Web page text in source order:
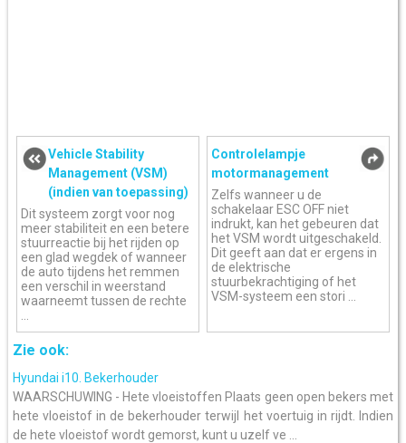
Vehicle Stability
Management (VSM)
(indien van toepassing)
Dit systeem zorgt voor nog
meer stabiliteit en een betere
stuurreactie bij het rijden op
een glad wegdek of wanneer
de auto tijdens het remmen
een verschil in weerstand
waarneemt tussen de rechte
...
Controlelampje
motormanagement
Zelfs wanneer u de
schakelaar ESC OFF niet
indrukt, kan het gebeuren dat
het VSM wordt uitgeschakeld.
Dit geeft aan dat er ergens in
de elektrische
stuurbekrachtiging of het
VSM-systeem een stori ...
Zie ook:
Hyundai i10. Bekerhouder
WAARSCHUWING - Hete vloeistoffen Plaats geen open bekers met
hete vloeistof in de bekerhouder terwijl het voertuig in rijdt. Indien
de hete vloeistof wordt gemorst, kunt u uzelf ve ...